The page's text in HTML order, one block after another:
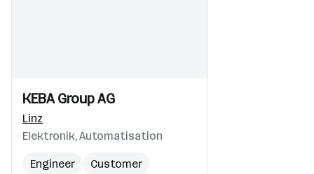
Videos
Einblicke
Einblicke
KEBA Group AG
Linz
Elektronik, Automatisation
Engineer
Customer